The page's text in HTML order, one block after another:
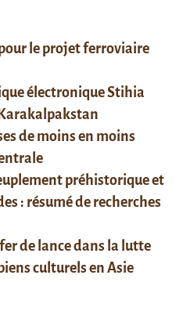
le projet ferroviaire
électronique Stihia
de moins en moins
préhistorique et
: résumé de recherches
de lance dans la lutte
culturels en Asie